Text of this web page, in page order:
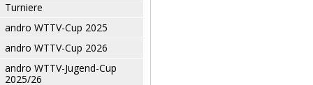
Turniere
andro WTTV-Cup 2025
andro WTTV-Cup 2026
andro WTTV-Jugend-Cup
2025/26